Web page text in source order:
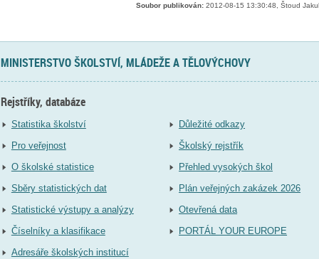
Soubor publikován:2012-08-15 13:30:48, Štoud
MINISTERSTVO ŠKOLSTVÍ, MLÁDEŽE A TĚLOVÝCHOVY
Rejstříky, databáze
Statistika školství
Pro veřejnost
O školské statistice
Sběry statistických dat
Statistické výstupy a analýzy
Číselníky a klasifikace
Adresáře školských institucí
Důležité odkazy
Školský rejstřík
Přehled vysokých škol
Plán veřejných zakázek 2026
Otevřená data
PORTÁL YOUR EUROPE